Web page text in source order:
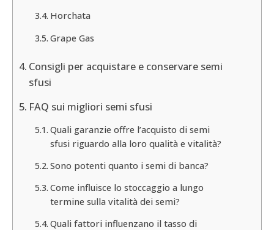
Horchata
Grape Gas
Consigli per acquistare e conservare semi
sfusi
FAQ sui migliori semi sfusi
Quali garanzie offre l’acquisto di semi
sfusi riguardo alla loro qualità e vitalità?
Sono potenti quanto i semi di banca?
Come influisce lo stoccaggio a lungo
termine sulla vitalità dei semi?
Quali fattori influenzano il tasso di